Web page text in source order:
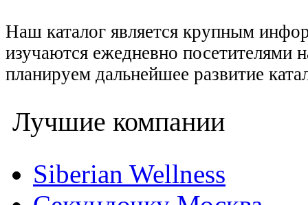
Наш каталог является крупным
изучаются ежедневно
планируем дальнейшее развитие
Лучшие компании
Siberian Wellness